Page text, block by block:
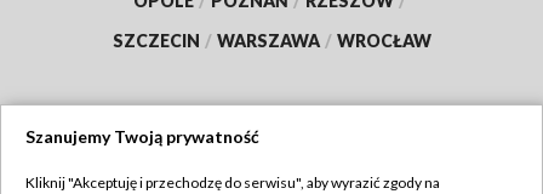
SZCZECIN / WARSZAWA / WROCŁAW
Szanujemy Twoją prywatność
Kliknij "Akceptuję i przechodzę do serwisu", aby wyrazić zgody na